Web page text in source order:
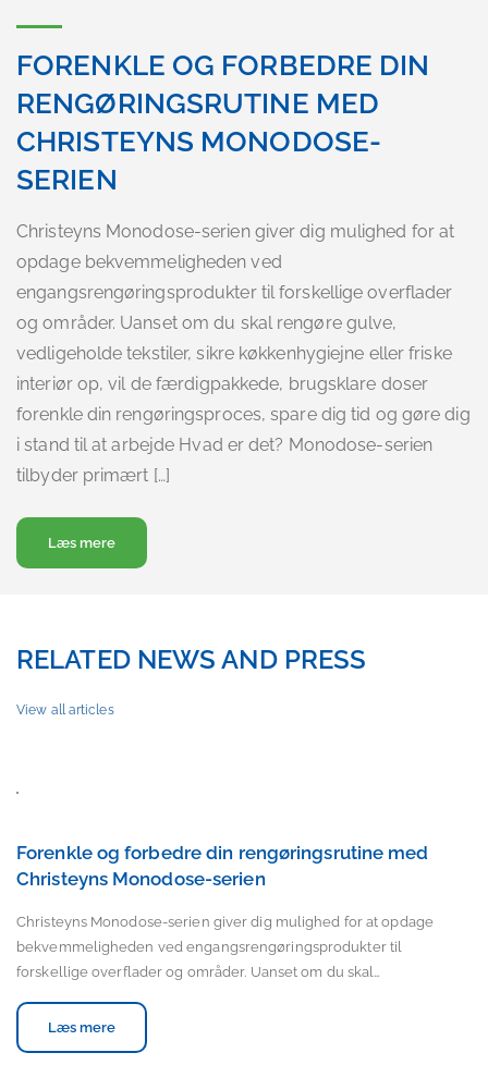
FORENKLE OG FORBEDRE DIN
RENGØRINGSRUTINE MED
CHRISTEYNS MONODOSE-
SERIEN
Christeyns Monodose-serien giver dig mulighed for at
opdage bekvemmeligheden ved
engangsrengøringsprodukter til forskellige overflader
og områder. Uanset om du skal rengøre gulve,
vedligeholde tekstiler, sikre køkkenhygiejne eller friske
interiør op, vil de færdigpakkede, brugsklare doser
forenkle din rengøringsproces, spare dig tid og gøre dig
i stand til at arbejde Hvad er det? Monodose-serien
tilbyder primært […]
Læs mereabout Forenkle og forbedre din rengøringsrutine med
RELATED NEWS AND PRESS
View all articles
Forenkle og forbedre din rengøringsrutine med
Christeyns Monodose-serien
Christeyns Monodose-serien giver dig mulighed for at opdage
bekvemmeligheden ved engangsrengøringsprodukter til
forskellige overflader og områder. Uanset om du skal…
Læs mere